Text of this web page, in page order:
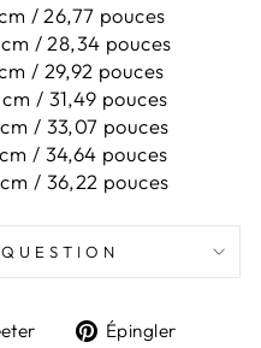
/ 26,77 pouces
/ 28,34 pouces
/ 29,92 pouces
/ 31,49 pouces
/ 33,07 pouces
/ 34,64 pouces
/ 36,22 pouces
TweeterÉpingler